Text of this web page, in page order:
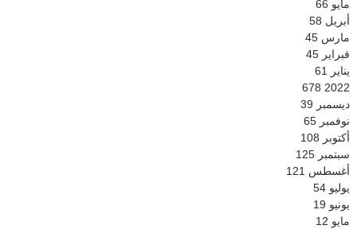
مايو 66
أبريل 58
مارس 45
فبراير 45
يناير 61
2022
678
ديسمبر 39
نوفمبر 65
أكتوبر 108
سبتمبر 125
أغسطس 121
يوليو 54
يونيو 19
مايو 12